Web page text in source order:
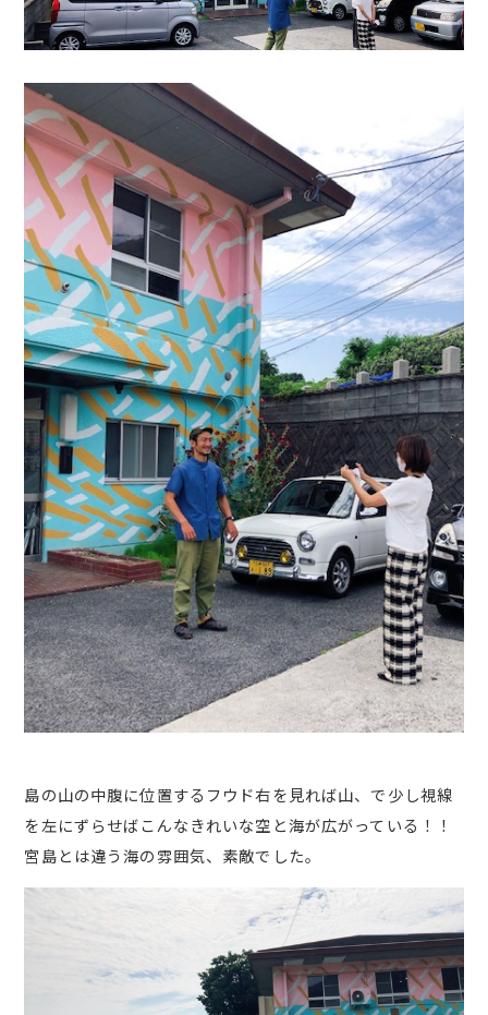
島の山の中腹に位置するフウド右を見れば山、で少し視線
を左にずらせばこんなきれいな空と海が広がっている！！
宮島とは違う海の雰囲気、素敵でした。